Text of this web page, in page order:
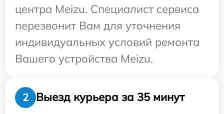
центра Meizu. Специалист сервиса
перезвонит Вам для уточнения
индивидуальных условий ремонта
Вашего устройства Meizu.
2
Выезд курьера за 35 минут